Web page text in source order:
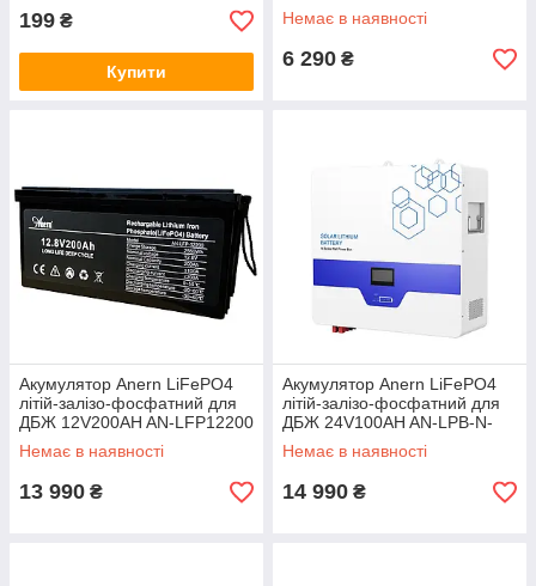
199 ₴
Купити
Немає в наявності
6 290 ₴
Акумулятор Anern LiFePO4
літій-залізо-фосфатний для
ДБЖ 12V200AH AN-LFP12200
2560WH
Немає в наявності
13 990 ₴
Акумулятор Anern LiFePO4
літій-залізо-фосфатний для
ДБЖ 24V100AH AN-LPB-N-
24100 5,12kWh
Немає в наявності
14 990 ₴